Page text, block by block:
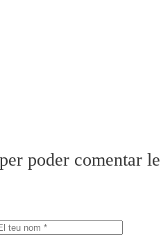
poder comentar